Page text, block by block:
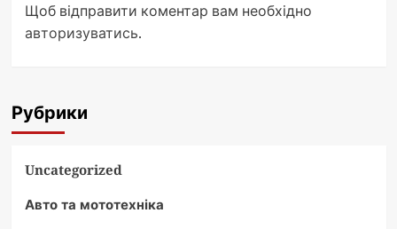
Щоб відправити коментар вам необхідно
авторизуватись.
Рубрики
Uncategorized
Авто та мототехніка